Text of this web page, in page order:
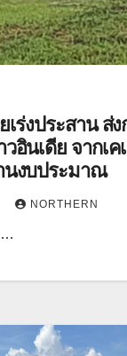
ร่งประสาน ส่
อินเดีย จากเค
นงบประมาณ
NORTHERN
…